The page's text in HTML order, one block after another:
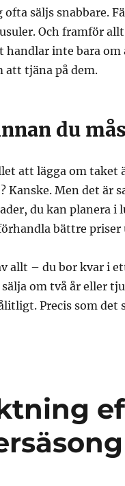
säljs snabbare.
Och framför
handlar inte bara
att tjäna på dem.
du
att lägga om taket
Men det är
du kan planera
bättre priser
allt – du bor kvar i
om två år eller
Precis som det